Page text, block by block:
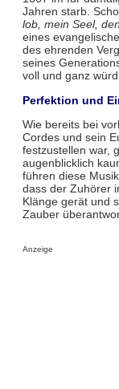
Jahren starb.
lob, mein Seel,
eines
des ehrenden
seines
voll und ganz
Perfektion und
Wie bereits bei
Cordes und sein
festzustellen war,
augenblicklich
führen diese
dass der Zu­hörer
Klänge gerät und
Zauber
Anzeige